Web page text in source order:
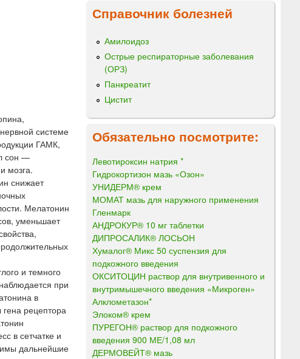
системе
ГАМК,
сон —
мозга.
снижает
Мелатонин
уменьшает
и темного
при
в
рецептора
в сетчатке и
дальнейшие
Справочник болезней
Амилоидоз
Острые респираторные заболевания
(ОРЗ)
Панкреатит
Цистит
Обязательно посмотрите:
Левотироксин натрия *
Гидрокортизон мазь «Озон»
УНИДЕРМ® крем
МОМАТ мазь для наружного применения
Гленмарк
АНДРОКУР® 10 мг таблетки
ДИПРОСАЛИК® ЛОСЬОН
Хумалог® Микс 50 суспензия для
подкожного введения
ОКСИТОЦИН раствор для внутривенного и
внутримышечного введения «Микроген»
Алклометазон*
Элоком® крем
ПУРЕГОН® раствор для подкожного
введения 900 МЕ/1,08 мл
ДЕРМОВЕЙТ® мазь